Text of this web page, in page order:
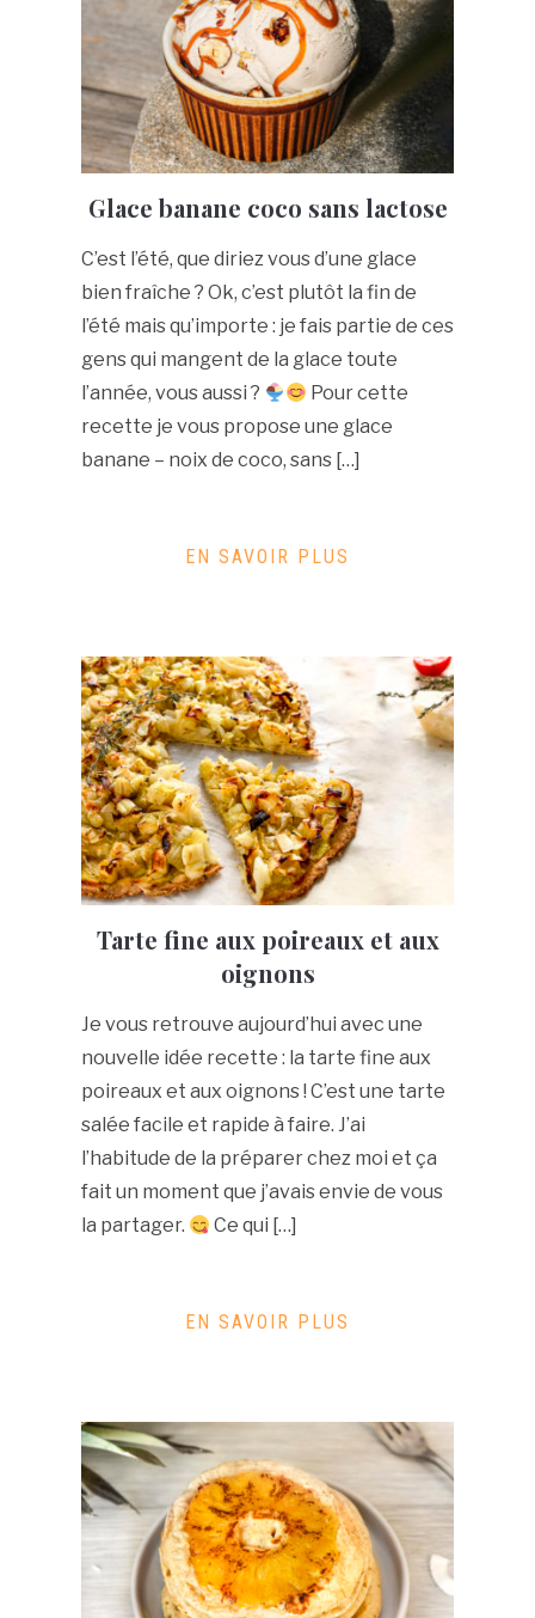
Glace banane coco sans lactose
C’est l’été, que diriez vous d’une glace
bien fraîche ? Ok, c’est plutôt la fin de
l’été mais qu’importe : je fais partie de ces
gens qui mangent de la glace toute
l’année, vous aussi ?
Pour cette
recette je vous propose une glace
banane – noix de coco, sans […]
EN SAVOIR PLUS
Tarte fine aux poireaux et aux
oignons
Je vous retrouve aujourd’hui avec une
nouvelle idée recette : la tarte fine aux
poireaux et aux oignons ! C’est une tarte
salée facile et rapide à faire. J’ai
l’habitude de la préparer chez moi et ça
fait un moment que j’avais envie de vous
la partager.
Ce qui […]
EN SAVOIR PLUS